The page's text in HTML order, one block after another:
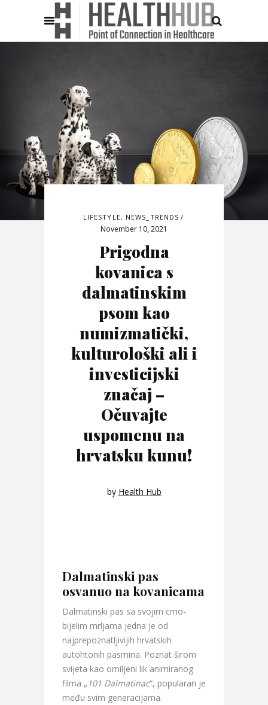
LIFESTYLE, NEWS_TRENDS
November 10, 2021
Prigodna
kovanica s
dalmatinskim
psom kao
numizmatički,
kulturološki ali i
investicijski
značaj –
Očuvajte
uspomenu na
hrvatsku kunu!
by Health Hub
Dalmatinski pas
osvanuo na kovanicama
Dalmatinski pas sa svojim crno-
bijelim mrljama jedna je od
najprepoznatljivijih hrvatskih
autohtonih pasmina. Poznat širom
svijeta kao omiljeni lik animiranog
filma „ 101 Dalmatinac“, popularan je
među svim generacijama.